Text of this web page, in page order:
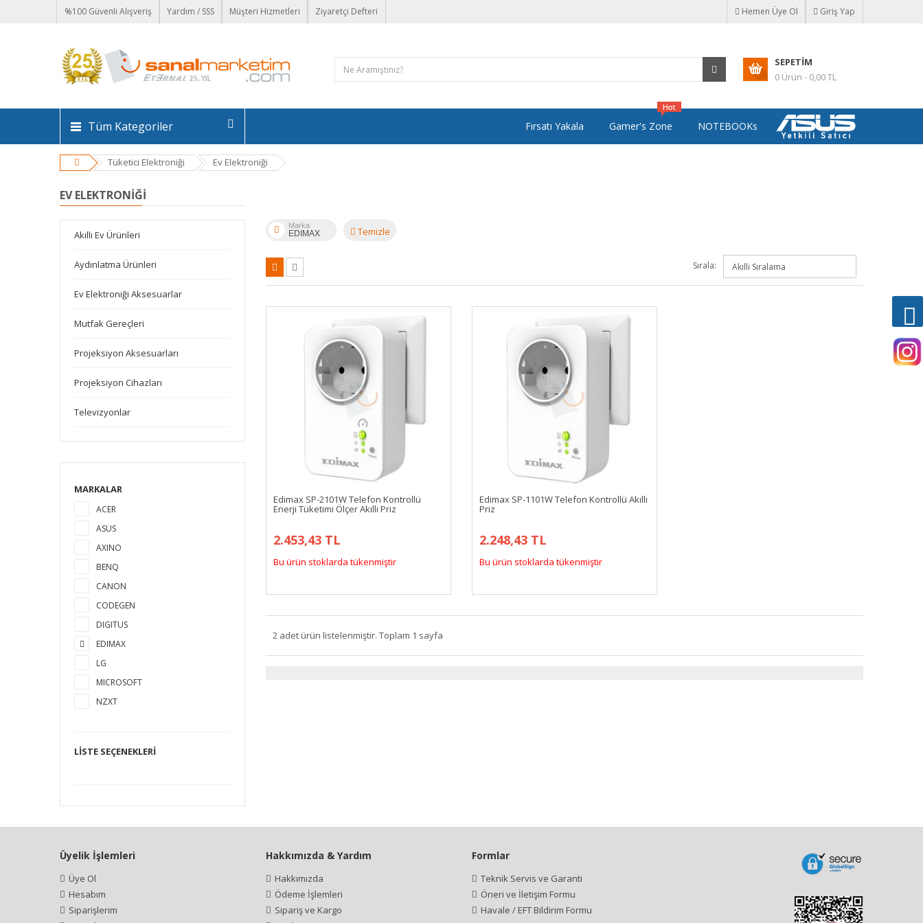
%100 Güvenli Alışveriş Yardım / SSS Müşteri Hizmetleri Ziyaretçi Defteri Hemen Üye Ol Giriş Yap
SEPETIM
0 Ürün - 0,00 TL
Tüm Kategoriler Fırsatı Yakala Gamer's Zone NOTEBOOKs
Tüketici Elektroniği Ev Elektroniği
EV ELEKTRONIĞI
Akıllı Ev Ürünleri
Aydınlatma Ürünleri
Ev Elektroniği Aksesuarlar
Mutfak Gereçleri
Projeksiyon Aksesuarları
Projeksiyon Cihazları
Televizyonlar
MARKALAR
ACER
ASUS
AXINO
BENQ
CANON
CODEGEN
DIGITUS
EDIMAX
LG
MICROSOFT
NZXT
SINBO
VESTEL
XBLACK
LISTE SEÇENEKLERI
Marka
EDIMAX Temizle
Sırala:
Edimax SP-2101W Telefon Kontrollü
Enerji Tüketimi Ölçer Akıllı Priz
2.453,43 TL
Bu ürün stoklarda tükenmiştir
Edimax SP-1101W Telefon Kontrollü Akıllı
Priz
2.248,43 TL
Bu ürün stoklarda tükenmiştir
2 adet ürün listelenmiştir. Toplam 1 sayfa
Üyelik İşlemleri
Üye Ol
Hesabım
Siparişlerim
Hakkımızda & Yardım
Hakkımızda
Ödeme İşlemleri
Sipariş ve Kargo
Formlar
Teknik Servis ve Garanti
Öneri ve İletişim Formu
Havale / EFT Bildirim Formu